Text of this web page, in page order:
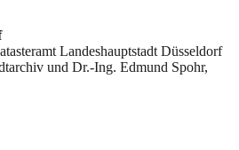
Landeshauptstadt Düsseldorf
und Dr.-Ing. Edmund Spohr,